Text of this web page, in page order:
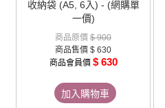
收納袋 (A5, 6入) - (網購單
一價)
商品原價 $ 900
商品售價 $ 630
商品會員價 $ 630
加入購物車